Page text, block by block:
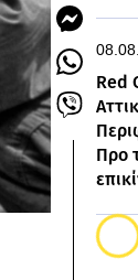
Red
Προ